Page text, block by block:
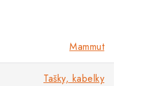
Mammut
Tašky, kabelky